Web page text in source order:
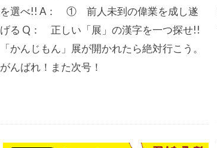
を選べ!! A： ① 前人未到の偉業を成し遂
げる Q： 正しい「展」の漢字を一つ探せ!!
「かんじもん」展が開かれたら絶対行こう。
がんばれ！また次号！